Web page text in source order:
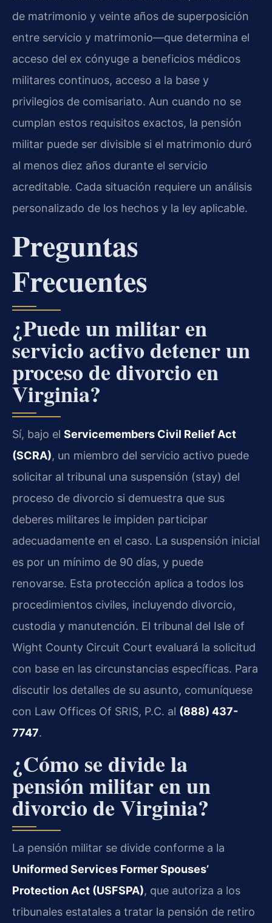
de matrimonio y veinte años de superposición
entre servicio y matrimonio—que determina el
acceso del ex cónyuge a beneficios médicos
militares continuos, acceso a la base y
privilegios de comisariato. Aun cuando no se
cumplan estos requisitos exactos, la pensión
militar puede ser divisible si el matrimonio duró
al menos diez años durante el servicio
acreditable. Cada situación requiere un análisis
personalizado de los hechos y la ley aplicable.
Preguntas
Frecuentes
¿Puede un militar en
servicio activo detener un
proceso de divorcio en
Virginia?
Sí, bajo el Servicemembers Civil Relief Act
(SCRA), un miembro del servicio activo puede
solicitar al tribunal una suspensión (stay) del
proceso de divorcio si demuestra que sus
deberes militares le impiden participar
adecuadamente en el caso. La suspensión inicial
es por un mínimo de 90 días, y puede
renovarse. Esta protección aplica a todos los
procedimientos civiles, incluyendo divorcio,
custodia y manutención. El tribunal del Isle of
Wight County Circuit Court evaluará la solicitud
con base en las circunstancias específicas. Para
discutir los detalles de su asunto, comuníquese
con Law Offices Of SRIS, P.C. al (888) 437-
7747.
¿Cómo se divide la
pensión militar en un
divorcio de Virginia?
La pensión militar se divide conforme a la
Uniformed Services Former Spouses’
Protection Act (USFSPA), que autoriza a los
tribunales estatales a tratar la pensión de retiro